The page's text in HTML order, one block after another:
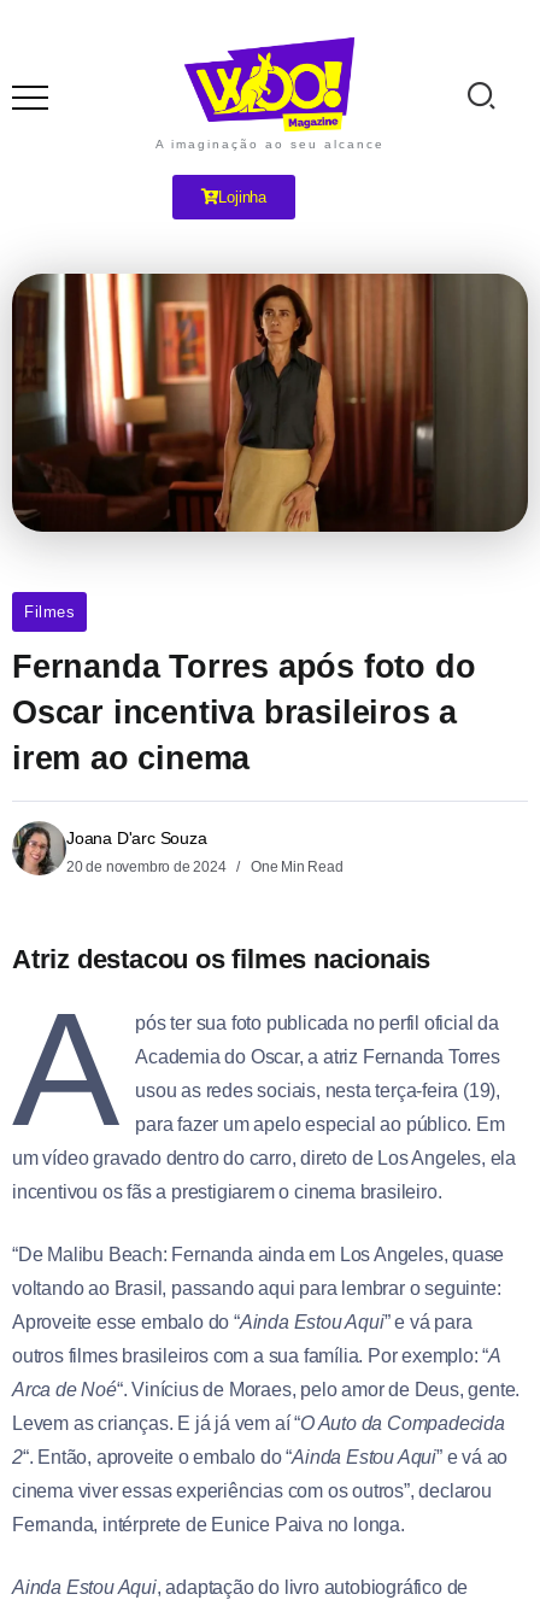
A imaginação ao seu alcance
Lojinha
Filmes
Fernanda Torres após foto do
Oscar incentiva brasileiros a
irem ao cinema
Joana D'arc Souza
20 de novembro de 2024 One Min Read
Atriz destacou os filmes nacionais
A
pós ter sua foto publicada no perfil oficial da
Academia do Oscar, a atriz Fernanda Torres
usou as redes sociais, nesta terça-feira (19),
para fazer um apelo especial ao público. Em
um vídeo gravado dentro do carro, direto de Los Angeles, ela
incentivou os fãs a prestigiarem o cinema brasileiro.
“De Malibu Beach: Fernanda ainda em Los Angeles, quase
voltando ao Brasil, passando aqui para lembrar o seguinte:
Aproveite esse embalo do “Ainda Estou Aqui” e vá para
outros filmes brasileiros com a sua família. Por exemplo: “A
Arca de Noé“. Vinícius de Moraes, pelo amor de Deus, gente.
Levem as crianças. E já já vem aí “O Auto da Compadecida
2“. Então, aproveite o embalo do “Ainda Estou Aqui” e vá ao
cinema viver essas experiências com os outros”, declarou
Fernanda, intérprete de Eunice Paiva no longa.
Ainda Estou Aqui, adaptação do livro autobiográfico de